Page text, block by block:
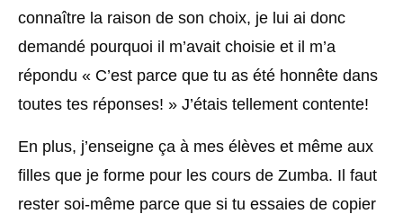
connaître la raison de son choix, je lui ai donc
demandé pourquoi il m’avait choisie et il m’a
répondu « C’est parce que tu as été honnête dans
toutes tes réponses! » J’étais tellement contente!
En plus, j’enseigne ça à mes élèves et même aux
filles que je forme pour les cours de Zumba. Il faut
rester soi-même parce que si tu essaies de copier